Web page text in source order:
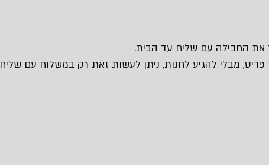
פריט, מבלי להגיע לחנות, ניתן לעשות זאת רק במשלוח עם שליח